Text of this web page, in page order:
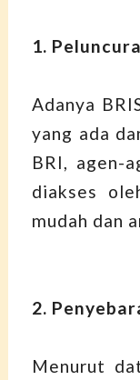
1.
Adanya
yang ada
BRI, agen-
diakses
mudah dan
2.
Menurut